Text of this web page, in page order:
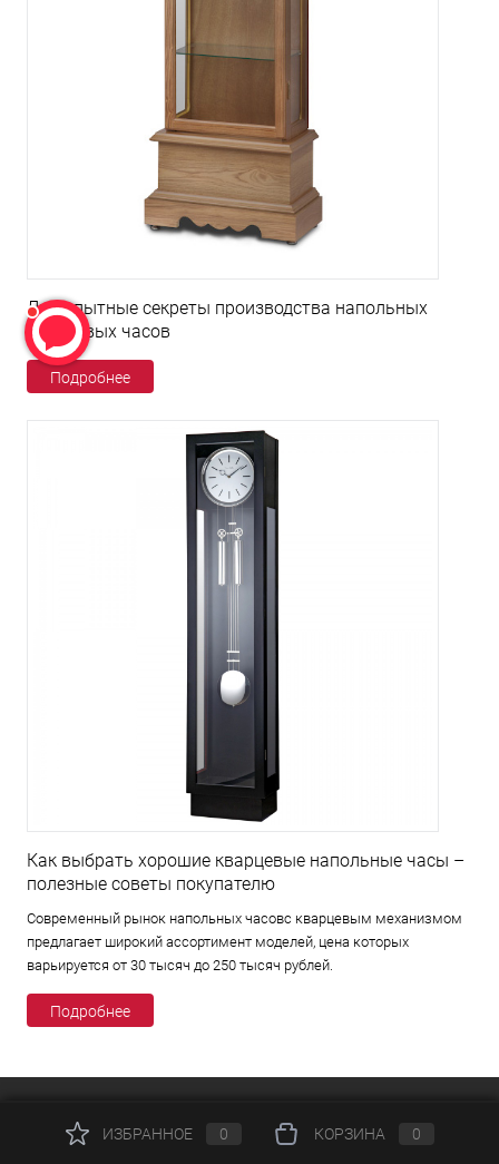
Любопытные секреты производства напольных
кварцевых часов
Подробнее
Как выбрать хорошие кварцевые напольные часы –
полезные советы покупателю
Современный рынок напольных часовс кварцевым механизмом
предлагает широкий ассортимент моделей, цена которых
варьируется от 30 тысяч до 250 тысяч рублей.
Подробнее
КАТАЛОГИЗБРАННОЕ 0 КОРЗИНА 0